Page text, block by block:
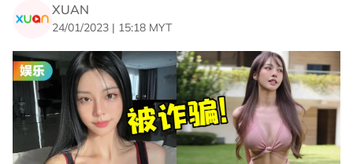
XUAN
24/01/2023 | 15:18 MYT